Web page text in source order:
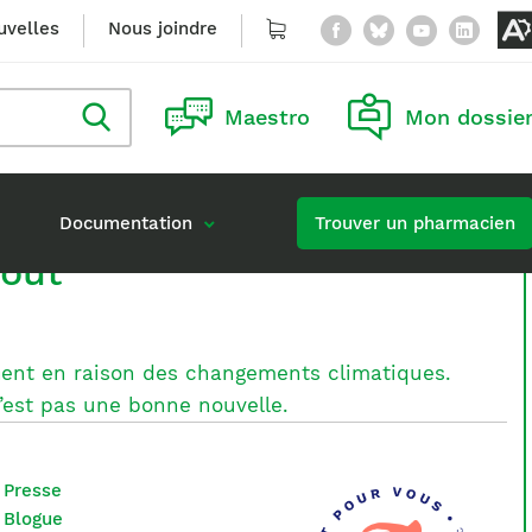
Nous joindre Panier Facebook
Bluesky
Rechercher
dans
le
Maestro Mon dossier
d’une formation
Documentation Trouver un pharmacien
en raison des changements climatiques.
pas une bonne nouvelle.
Presse
Blogue